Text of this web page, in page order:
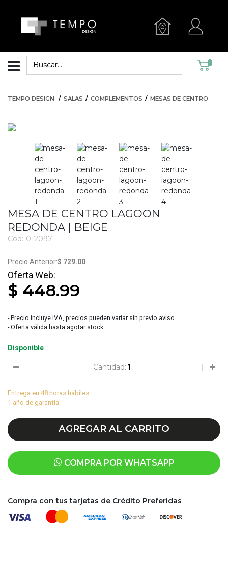
TEMPO DESIGN SALAS COMPLEMENTOS MESAS DE CENTRO
MESA DE CENTRO LAGOON
REDONDA | BEIGE
Cód: 012097
$ 729.00
$ 448.99
- Precio incluye IVA, precios pueden variar sin previo aviso.
- Oferta válida hasta agotar stock.
Disponible
Cantidad:
Entrega en 48 horas hábiles
1 año de garantía.
AGREGAR AL CARRITO
COMPRA POR WHATSAPP
Compra con tus tarjetas de Crédito Preferidas